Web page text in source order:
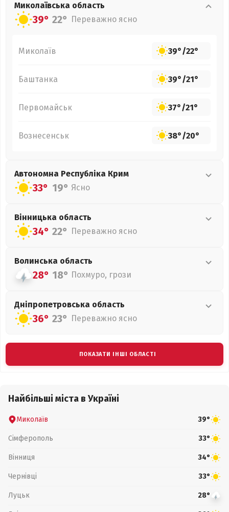
Миколаївська область
39° 22° Переважно ясно
Миколаїв 39°/22°
Баштанка 39°/21°
Первомайськ 37°/21°
Вознесенськ 38°/20°
Автономна Республіка Крим
33° 19° Ясно
Вінницька область
34° 22° Переважно ясно
Волинська область
28° 18° Похмуро, грози
Дніпропетровська область
36° 23° Переважно ясно
ПОКАЗАТИ ІНШІ ОБЛАСТІ
Найбільші міста в Україні
Миколаїв 39°
Сімферополь 33°
Вінниця 34°
Чернівці 33°
Луцьк 28°